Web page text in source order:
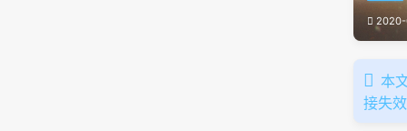
本
接失